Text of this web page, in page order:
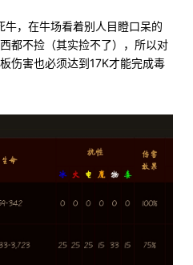
，在牛场看着别人目瞪口呆的
都不捡（其实捡不了），所以对
伤害也必须达到17K才能完成毒